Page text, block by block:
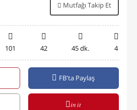
Mutfağı Takip Et
101 42 45 dk. 4
FB'ta Paylaş
in it